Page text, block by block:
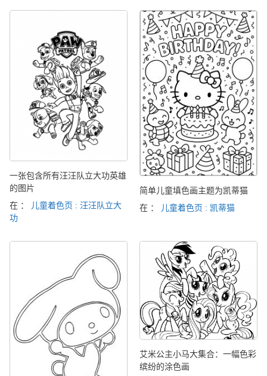
一张包含所有汪汪队立大功英雄
的图片
在 ：
儿童着色页 : 汪汪队立大
功
简单儿童填色画主题为凯蒂猫
在 ：
儿童着色页 : 凯蒂猫
艾米公主小马大集合：一幅色彩
缤纷的涂色画